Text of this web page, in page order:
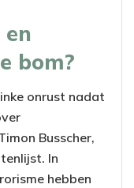
bom?
onrust nadat
Busscher,
In
hebben